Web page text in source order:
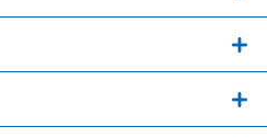
ウル
第5弾